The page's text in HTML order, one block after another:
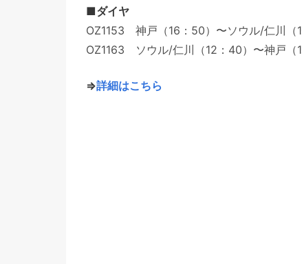
■ダイヤ
OZ1153 神戸（16：50）〜ソウル/仁川
OZ1163 ソウル/仁川（12：40）〜神戸
⇒詳細はこちら